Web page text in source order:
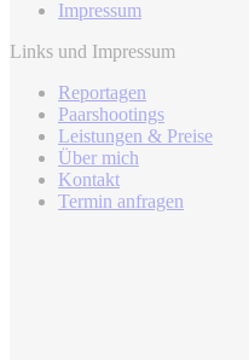
Impressum
Links und Impressum
Reportagen
Paarshootings
Leistungen & Preise
Über mich
Kontakt
Termin anfragen